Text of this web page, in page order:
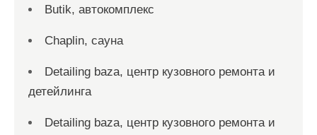
Butik, автокомплекс
Chaplin, сауна
Detailing baza, центр кузовного ремонта и
детейлинга
Detailing baza, центр кузовного ремонта и